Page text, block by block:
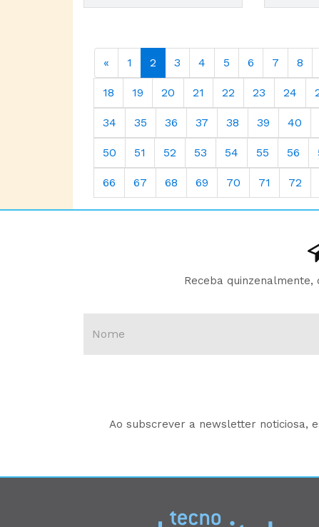
« 1 2 3 4 5 6 7 8
18 19 20 21 22 23 24
34 35 36 37 38 39 40
50 51 52 53 54 55 56
66 67 68 69 70 71 72
Receba
Ao subscrever a newsletter noticiosa,